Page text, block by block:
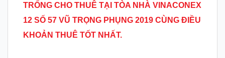
TRỐNG CHO THUÊ TẠI TÒA NHÀ VINACONEX
12 SỐ 57 VŨ TRỌNG PHỤNG 2019 CÙNG ĐIỀU
KHOẢN THUÊ TỐT NHẤT.